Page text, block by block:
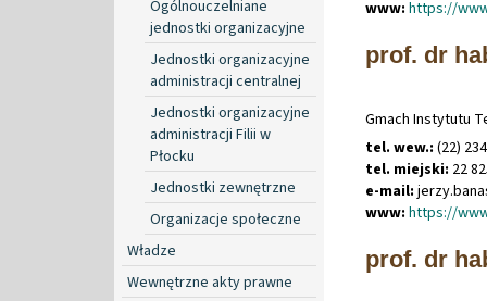
Ogólnouczelniane
jednostki organizacyjne
Jednostki organizacyjne
administracji centralnej
Jednostki organizacyjne
administracji Filii w
Płocku
Jednostki zewnętrzne
Organizacje społeczne
Władze
Wewnętrzne akty prawne
www: https://
prof. dr
Gmach Instytutu
tel. wew.: (22)
tel. miejski: 22
e-mail: jerzy.
www: https://
prof. dr